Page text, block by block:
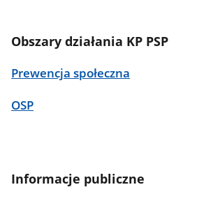
Obszary działania KP PSP
Prewencja społeczna
OSP
Informacje publiczne